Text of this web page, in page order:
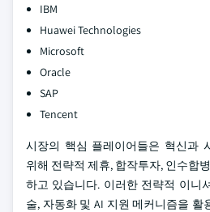
IBM
Huawei Technologies
Microsoft
Oracle
SAP
Tencent
시장의 핵심 플레이어들은 혁신과
위해 전략적 제휴, 합작투자, 인수합
하고 있습니다. 이러한 전략적 이니
술, 자동화 및 AI 지원 메커니즘을 활